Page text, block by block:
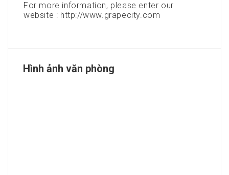
For more information, please enter our
website : http://www.grapecity.com
Hình ảnh văn phòng